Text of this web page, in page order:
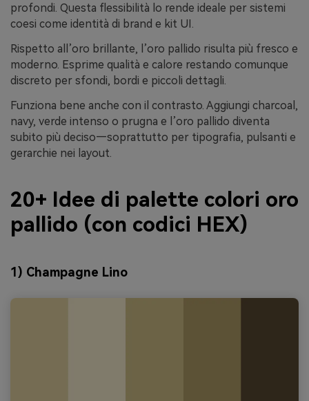
profondi. Questa flessibilità lo rende ideale per sistemi
coesi come identità di brand e kit UI.
Rispetto all’oro brillante, l’oro pallido risulta più fresco e
moderno. Esprime qualità e calore restando comunque
discreto per sfondi, bordi e piccoli dettagli.
Funziona bene anche con il contrasto. Aggiungi charcoal,
navy, verde intenso o prugna e l’oro pallido diventa
subito più deciso—soprattutto per tipografia, pulsanti e
gerarchie nei layout.
20+ Idee di palette colori oro
pallido (con codici HEX)
1) Champagne Lino